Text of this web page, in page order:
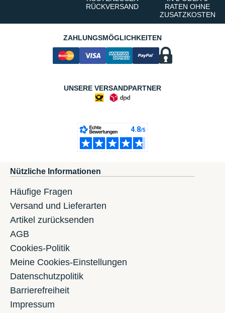
RÜCKVERSAND
RATEN OHNE
ZUSATZKOSTEN
ZAHLUNGSMÖGLICHKEITEN
UNSERE VERSANDPARTNER
Nützliche Informationen
Häufige Fragen
Versand und Lieferarten
Artikel zurücksenden
AGB
Cookies-Politik
Meine Cookies-Einstellungen
Datenschutzpolitik
Barrierefreiheit
Impressum